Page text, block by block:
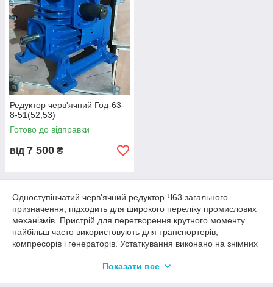
Редуктор черв'ячний Год-63-
8-51(52;53)
Готово до відправки
від 7 500 ₴
Одноступінчатий черв'ячний редуктор Ч63 загального
призначення, підходить для широкого переліку промислових
механізмів. Пристрій для перетворення крутного моменту
найбільш часто використовують для транспортерів,
компресорів і генераторів. Устаткування виконано на знімних
розташовуватися над колесом або під ним. Компактні
Показати все